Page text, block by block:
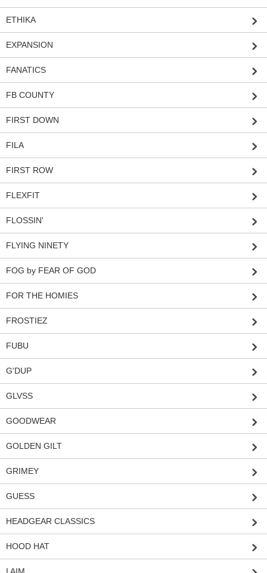
ETHIKA
EXPANSION
FANATICS
FB COUNTY
FIRST DOWN
FILA
FIRST ROW
FLEXFIT
FLOSSIN'
FLYING NINETY
FOG by FEAR OF GOD
FOR THE HOMIES
FROSTIEZ
FUBU
G'DUP
GLVSS
GOODWEAR
GOLDEN GILT
GRIMEY
GUESS
HEADGEAR CLASSICS
HOOD HAT
I AIM